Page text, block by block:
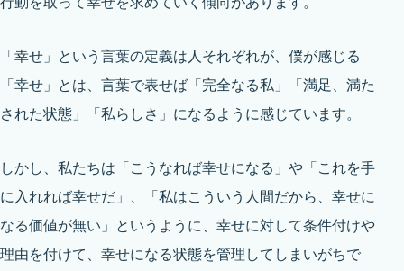
「幸せ」という言葉の定義は人それぞれが、僕が感じる
「幸せ」とは、言葉で表せば「完全なる私」「満足、満た
された状態」「私らしさ」になるように感じています。
しかし、私たちは「こうなれば幸せになる」や「これを手
に入れれば幸せだ」、「私はこういう人間だから、幸せに
なる価値が無い」というように、幸せに対して条件付けや
理由を付けて、幸せになる状態を管理してしまいがちで